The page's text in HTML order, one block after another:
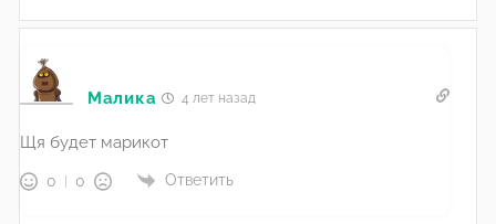
Малика 4 лет назад
Щя будет марикот
0 0 Ответить